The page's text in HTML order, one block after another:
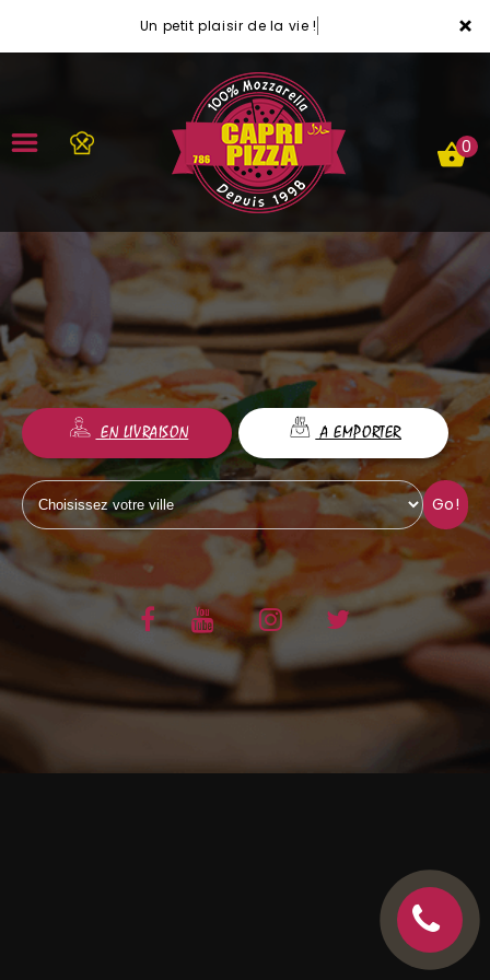
×
Un petit plaisir de la vie !
ACCUEIL
LA CARTE
VOTRE COMPTE
NOTRE RESTAURANT
VOS AVIS
MENTIONS LÉGALES
C.G.V
0
EN LIVRAISON A EMPORTER
Go!